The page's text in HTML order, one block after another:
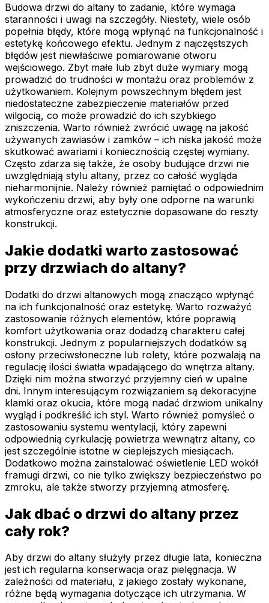
Budowa drzwi do altany to zadanie, które wymaga
staranności i uwagi na szczegóły. Niestety, wiele osób
popełnia błędy, które mogą wpłynąć na funkcjonalność i
estetykę końcowego efektu. Jednym z najczęstszych
błędów jest niewłaściwe pomiarowanie otworu
wejściowego. Zbyt małe lub zbyt duże wymiary mogą
prowadzić do trudności w montażu oraz problemów z
użytkowaniem. Kolejnym powszechnym błędem jest
niedostateczne zabezpieczenie materiałów przed
wilgocią, co może prowadzić do ich szybkiego
zniszczenia. Warto również zwrócić uwagę na jakość
używanych zawiasów i zamków – ich niska jakość może
skutkować awariami i koniecznością częstej wymiany.
Często zdarza się także, że osoby budujące drzwi nie
uwzględniają stylu altany, przez co całość wygląda
nieharmonijnie. Należy również pamiętać o odpowiednim
wykończeniu drzwi, aby były one odporne na warunki
atmosferyczne oraz estetycznie dopasowane do reszty
konstrukcji.
Jakie dodatki warto zastosować
przy drzwiach do altany?
Dodatki do drzwi altanowych mogą znacząco wpłynąć
na ich funkcjonalność oraz estetykę. Warto rozważyć
zastosowanie różnych elementów, które poprawią
komfort użytkowania oraz dodadzą charakteru całej
konstrukcji. Jednym z popularniejszych dodatków są
osłony przeciwsłoneczne lub rolety, które pozwalają na
regulację ilości światła wpadającego do wnętrza altany.
Dzięki nim można stworzyć przyjemny cień w upalne
dni. Innym interesującym rozwiązaniem są dekoracyjne
klamki oraz okucia, które mogą nadać drzwiom unikalny
wygląd i podkreślić ich styl. Warto również pomyśleć o
zastosowaniu systemu wentylacji, który zapewni
odpowiednią cyrkulację powietrza wewnątrz altany, co
jest szczególnie istotne w cieplejszych miesiącach.
Dodatkowo można zainstalować oświetlenie LED wokół
framugi drzwi, co nie tylko zwiększy bezpieczeństwo po
zmroku, ale także stworzy przyjemną atmosferę.
Jak dbać o drzwi do altany przez
cały rok?
Aby drzwi do altany służyły przez długie lata, konieczna
jest ich regularna konserwacja oraz pielęgnacja. W
zależności od materiału, z jakiego zostały wykonane,
różne będą wymagania dotyczące ich utrzymania. W